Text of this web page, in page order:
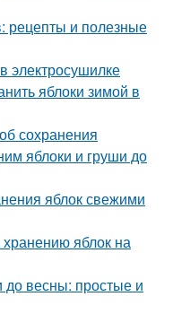
рецепты и полезные
электросушилке
яблоки зимой в
сохранения
яблоки и груши до
яблок свежими
яблок на
до весны: простые и